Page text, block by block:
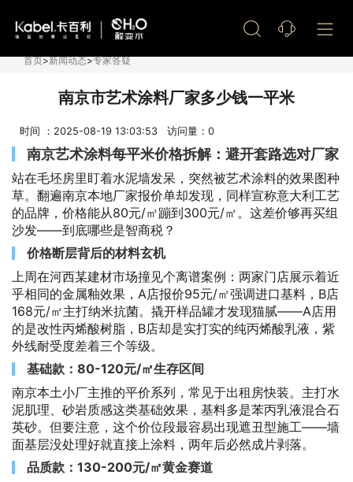
首页>新闻动态>专家答疑
南京市艺术涂料厂家多少钱一平米
时间 ：2025-08-19 13:03:53 访问量： 0
南京艺术涂料每平米价格拆解：避开套路选对厂家
站在毛坯房里盯着水泥墙发呆，突然被艺术涂料的效果图种
草。翻遍南京本地厂家报价单却发现，同样宣称意大利工艺
的品牌，价格能从80元/㎡蹦到300元/㎡。这差价够再买组
沙发——到底哪些是智商税？
价格断层背后的材料玄机
上周在河西某建材市场撞见个离谱案例：两家门店展示着近
乎相同的金属釉效果，A店报价95元/㎡强调进口基料，B店
168元/㎡主打纳米抗菌。撬开样品罐才发现猫腻——A店用
的是改性丙烯酸树脂，B店却是实打实的纯丙烯酸乳液，紫
外线耐受度差着三个等级。
基础款：80-120元/㎡生存区间
南京本土小厂主推的平价系列，常见于出租房快装。主打水
泥肌理、砂岩质感这类基础效果，基料多是苯丙乳液混合石
英砂。但要注意，这个价位段最容易出现遮丑型施工——墙
面基层没处理好就直接上涂料，两年后必然成片剥落。
品质款：130-200元/㎡黄金赛道